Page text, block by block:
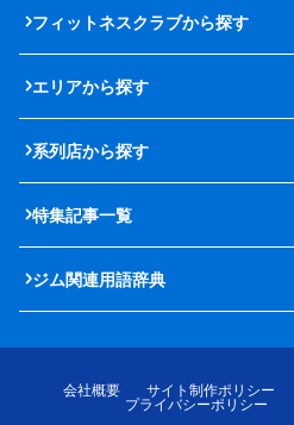
フィットネスクラブから探す
エリアから探す
系列店から探す
特集記事一覧
ジム関連用語辞典
会社概要 サイト制作ポリシー
プライバシーポリシー